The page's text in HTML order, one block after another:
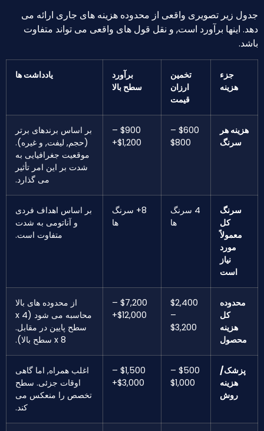
جدول زیر تصویری واقعی از محدوده هزینه های جاری ارائه می
دهد. اینها برآورد است, و نقل قول های واقعی می تواند متفاوت
باشد.
جزء
هزینه
تخمین
ارزان
قیمت
برآورد
سطح بالا
یادداشت ها
هزینه هر
سرنگ
$600 –
$800
$900 –
$1,200+
بر اساس برندهای برتر
(حجم, لیفت, و غیره).
موقعیت جغرافیایی به
شدت بر این امر تأثیر
می گذارد.
سرنگ
کل
معمولاً
مورد
نیاز
است
4 سرنگ
ها
8+ سرنگ
ها
بر اساس اهداف فردی
و آناتومی به شدت
متفاوت است.
محدوده
کل
هزینه
محصول
$2,400
–
$3,200
$7,200 –
$12,000+
از محدوده های بالا
محاسبه می شود (4 x
سطح پایین در مقابل.
8 x سطح بالا).
پزشک/
هزینه
روش
$500 –
$1,000
$1,500 –
$3,000+
اغلب همراه, اما گاهی
اوقات جزئی. سطح
تخصص را منعکس می
کند.